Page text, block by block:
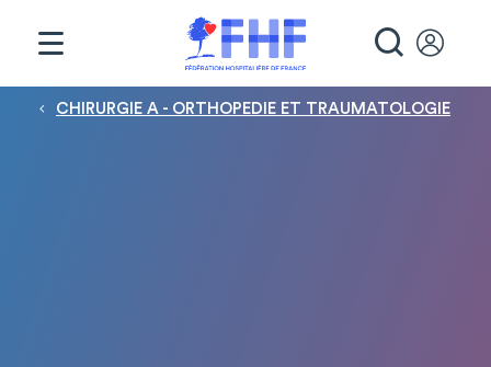
Fil d'Ariane
CHIRURGIE A - ORTHOPEDIE ET TRAUMATOLOGIE
Panneau de gestion des cookies